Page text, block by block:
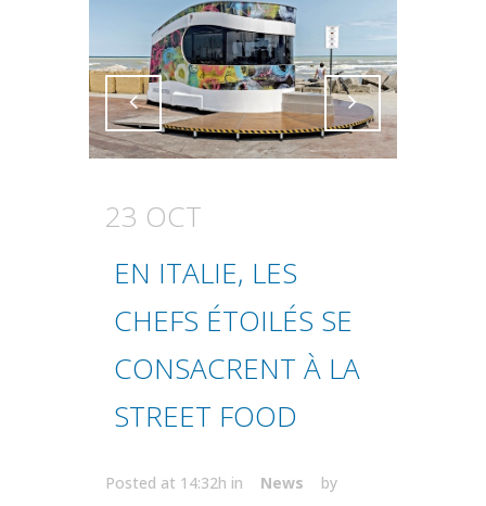
Attiva comando Attiva comando
23 OCT
EN ITALIE, LES
CHEFS ÉTOILÉS SE
CONSACRENT À LA
STREET FOOD
Posted at 14:32h in News by